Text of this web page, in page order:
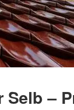
Selb –